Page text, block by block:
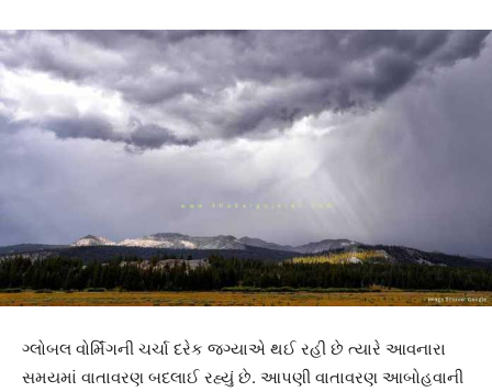
ગ્લોબલ વોર્મિંગની ચર્ચા દરેક જગ્યાએ થઈ રહી છે ત્યારે આવનારા
સમયમાં વાતાવરણ બદલાઈ રહ્યું છે. આપણી વાતાવરણ આબોહવાની